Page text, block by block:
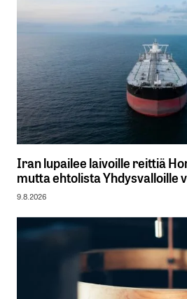
Iran lupailee laivoille reittiä
mutta ehtolista Yhdysvalloille
9.8.2026